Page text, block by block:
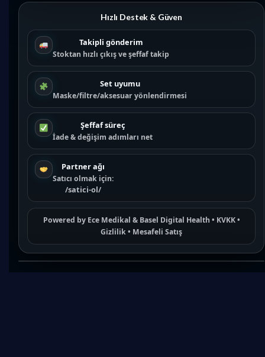
Hızlı Destek & Güven
Takipli gönderim
Stoktan hızlı çıkış ve şeffaf takip
Set uyumu
Maske/filtre/aksesuar yönlendirmesi
Şeffaf süreç
İade & değişim adımları net
Partner ağı
Satıcı olmak için:
/satici-ol/
Powered by Ece Medikal & Basel Digital Health • KVKK•
Gizlilik• Mesafeli Satış